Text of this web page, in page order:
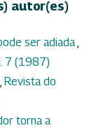
autor(es)
ser adiada,
7 (1987)
, Revista do
torna a